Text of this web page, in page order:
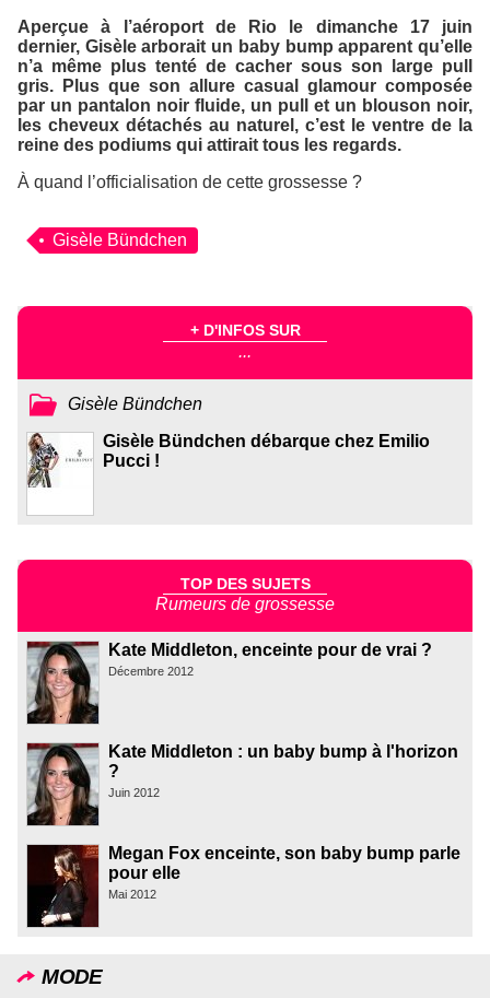
Aperçue à l’aéroport de Rio le dimanche 17 juin
dernier, Gisèle arborait un baby bump apparent qu’elle
n’a même plus tenté de cacher sous son large pull
gris. Plus que son allure casual glamour composée
par un pantalon noir fluide, un pull et un blouson noir,
les cheveux détachés au naturel, c’est le ventre de la
reine des podiums qui attirait tous les regards.
À quand l’officialisation de cette grossesse ?
Gisèle Bündchen
+ D'INFOS SUR
...
Gisèle Bündchen
Gisèle Bündchen débarque chez Emilio
Pucci !
TOP DES SUJETS
Rumeurs de grossesse
Kate Middleton, enceinte pour de vrai ?
Décembre 2012
Kate Middleton : un baby bump à l'horizon
?
Juin 2012
Megan Fox enceinte, son baby bump parle
pour elle
Mai 2012
MODE